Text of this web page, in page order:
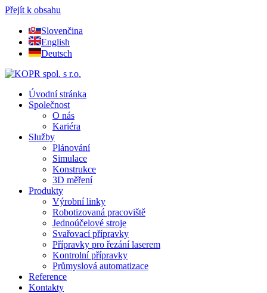
Přejít k obsahu
Slovenčina
English
Deutsch
Úvodní stránka
Společnost
O nás
Kariéra
Služby
Plánování
Simulace
Konstrukce
3D měření
Produkty
Výrobní linky
Robotizovaná pracoviště
Jednoúčelové stroje
Svařovací přípravky
Přípravky pro řezání laserem
Kontrolní přípravky
Průmyslová automatizace
Reference
Kontakty